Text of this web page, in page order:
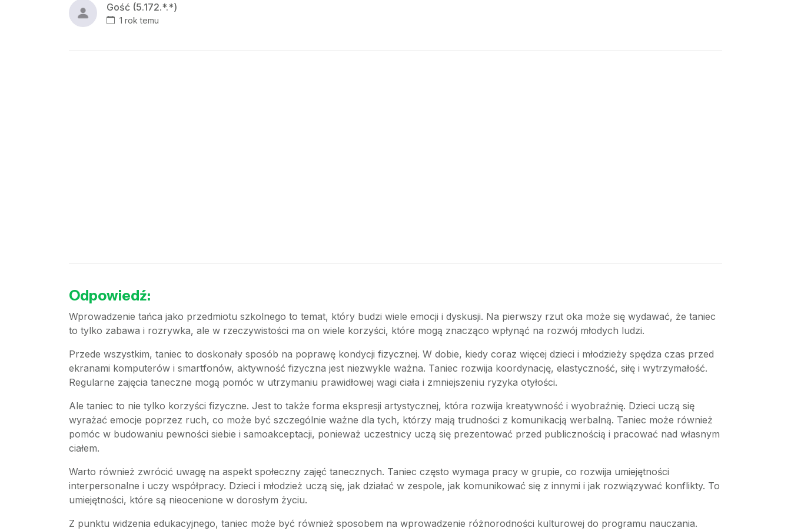
Gość (5.172.*.*)
1 rok temu
Odpowiedź:
Wprowadzenie tańca jako przedmiotu szkolnego to temat, który budzi wiele emocji i dyskusji. Na pierwszy rzut oka może się wydawać, że taniec
to tylko zabawa i rozrywka, ale w rzeczywistości ma on wiele korzyści, które mogą znacząco wpłynąć na rozwój młodych ludzi.
Przede wszystkim, taniec to doskonały sposób na poprawę kondycji fizycznej. W dobie, kiedy coraz więcej dzieci i młodzieży spędza czas przed
ekranami komputerów i smartfonów, aktywność fizyczna jest niezwykle ważna. Taniec rozwija koordynację, elastyczność, siłę i wytrzymałość.
Regularne zajęcia taneczne mogą pomóc w utrzymaniu prawidłowej wagi ciała i zmniejszeniu ryzyka otyłości.
Ale taniec to nie tylko korzyści fizyczne. Jest to także forma ekspresji artystycznej, która rozwija kreatywność i wyobraźnię. Dzieci uczą się
wyrażać emocje poprzez ruch, co może być szczególnie ważne dla tych, którzy mają trudności z komunikacją werbalną. Taniec może również
pomóc w budowaniu pewności siebie i samoakceptacji, ponieważ uczestnicy uczą się prezentować przed publicznością i pracować nad własnym
ciałem.
Warto również zwrócić uwagę na aspekt społeczny zajęć tanecznych. Taniec często wymaga pracy w grupie, co rozwija umiejętności
interpersonalne i uczy współpracy. Dzieci i młodzież uczą się, jak działać w zespole, jak komunikować się z innymi i jak rozwiązywać konflikty. To
umiejętności, które są nieocenione w dorosłym życiu.
Z punktu widzenia edukacyjnego, taniec może być również sposobem na wprowadzenie różnorodności kulturowej do programu nauczania.